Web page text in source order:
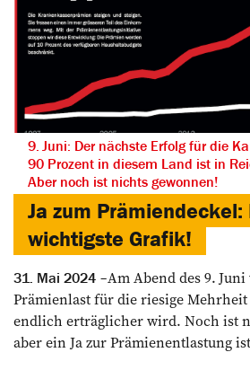
9. Juni: Der nächste Erfolg für die
90 Prozent in diesem Land ist in
Aber noch ist nichts gewonnen!
Ja zum Prämiendeckel:
wichtigste Grafik!
31. Mai 2024
Am Abend des 9.
Prämienlast für die riesige
endlich erträglicher wird. Noch ist
aber ein Ja zur Prämienentlastung